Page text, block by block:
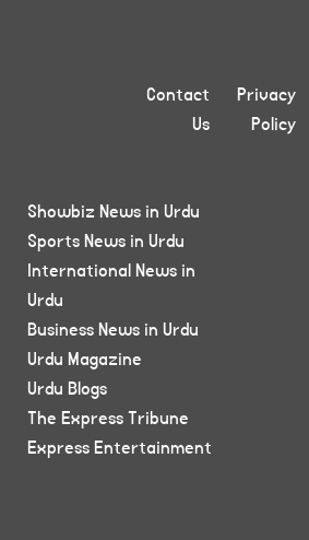
Privacy
Policy
Contact
Us
Showbiz News in Urdu
Sports News in Urdu
International News in
Urdu
Business News in Urdu
Urdu Magazine
Urdu Blogs
The Express Tribune
Express Entertainment